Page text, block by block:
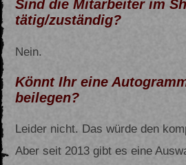
Sind die Mitarbeiter im
tätig/zuständig?
Nein.
Könnt Ihr eine
beilegen?
Leider nicht. Das würde den
Aber seit 2013 gibt es eine